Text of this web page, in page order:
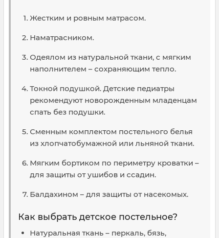
Жестким и ровным матрасом.
Наматрасником.
Одеялом из натуральной ткани, с мягким
наполнителем – сохраняющим тепло.
Токной подушкой. Детские педиатры
рекомендуют новорожденным младенцам
спать без подушки.
Сменным комплектом постельного белья
из хлопчатобумажной или льняной ткани.
Мягким бортиком по периметру кроватки –
для защиты от ушибов и ссадин.
Балдахином – для защиты от насекомых.
Как выбрать детское постельное?
Натуральная ткань – перкаль, бязь,